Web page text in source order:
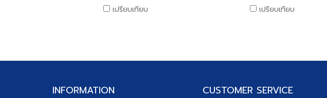
เปรียบเทียบ เปรียบเทียบ
INFORMATION CUSTOMER SERVICE